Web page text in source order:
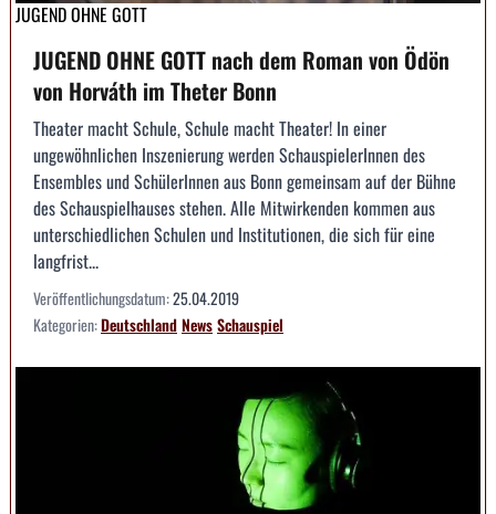
JUGEND OHNE GOTT
JUGEND OHNE GOTT nach dem Roman von Ödön
von Horváth im Theter Bonn
Theater macht Schule, Schule macht Theater! In einer
ungewöhnlichen Inszenierung werden SchauspielerInnen des
Ensembles und SchülerInnen aus Bonn gemeinsam auf der Bühne
des Schauspielhauses stehen. Alle Mitwirkenden kommen aus
unterschiedlichen Schulen und Institutionen, die sich für eine
langfrist...
Veröffentlichungsdatum:25.04.2019
Kategorien:DeutschlandNewsSchauspiel